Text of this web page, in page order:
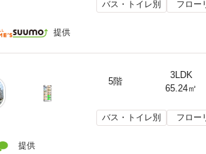
バス・トイレ別 フロー
提供
5階
3LDK
65.24㎡
バス・トイレ別 フロー
提供